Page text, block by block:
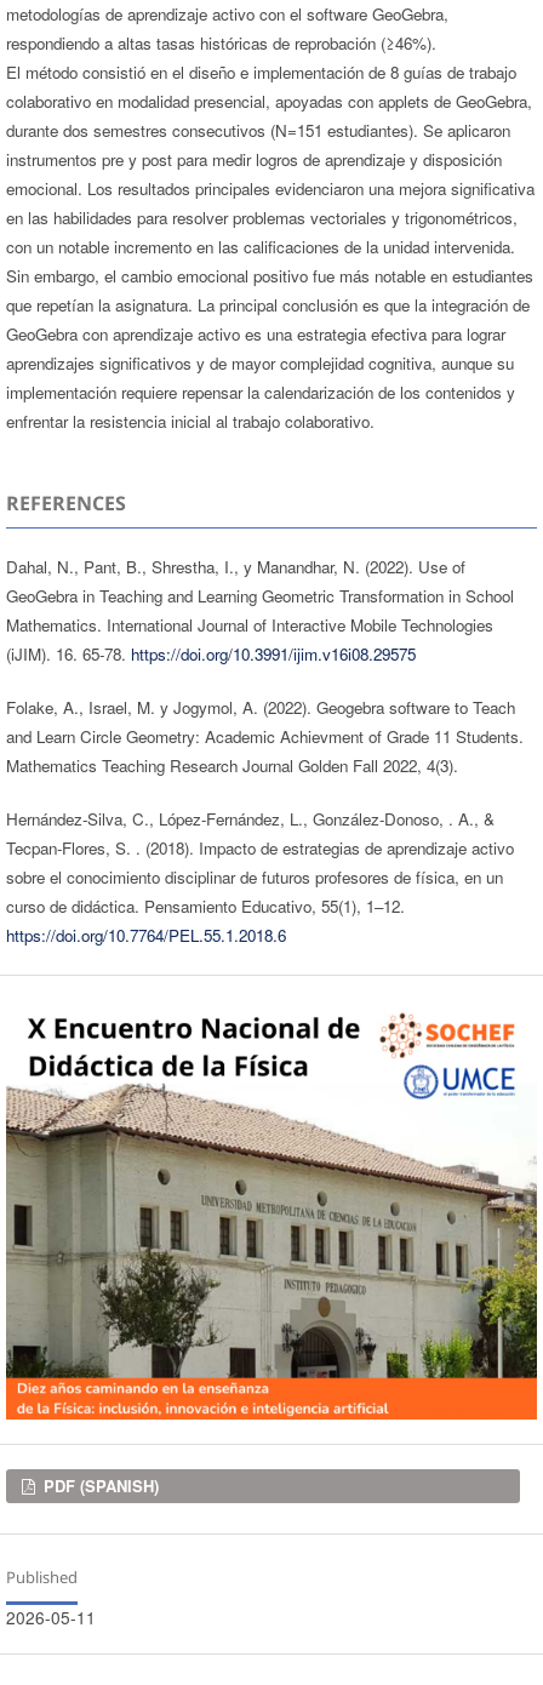
metodologías de aprendizaje activo con el software GeoGebra,
respondiendo a altas tasas históricas de reprobación (≥46%).
El método consistió en el diseño e implementación de 8 guías de trabajo
colaborativo en modalidad presencial, apoyadas con applets de GeoGebra,
durante dos semestres consecutivos (N=151 estudiantes). Se aplicaron
instrumentos pre y post para medir logros de aprendizaje y disposición
emocional. Los resultados principales evidenciaron una mejora significativa
en las habilidades para resolver problemas vectoriales y trigonométricos,
con un notable incremento en las calificaciones de la unidad intervenida.
Sin embargo, el cambio emocional positivo fue más notable en estudiantes
que repetían la asignatura. La principal conclusión es que la integración de
GeoGebra con aprendizaje activo es una estrategia efectiva para lograr
aprendizajes significativos y de mayor complejidad cognitiva, aunque su
implementación requiere repensar la calendarización de los contenidos y
enfrentar la resistencia inicial al trabajo colaborativo.
REFERENCES
Dahal, N., Pant, B., Shrestha, I., y Manandhar, N. (2022). Use of
GeoGebra in Teaching and Learning Geometric Transformation in School
Mathematics. International Journal of Interactive Mobile Technologies
(iJIM). 16. 65-78. https://doi.org/10.3991/ijim.v16i08.29575
Folake, A., Israel, M. y Jogymol, A. (2022). Geogebra software to Teach
and Learn Circle Geometry: Academic Achievment of Grade 11 Students.
Mathematics Teaching Research Journal Golden Fall 2022, 4(3).
Hernández-Silva, C., López-Fernández, L., González-Donoso, . A., &
Tecpan-Flores, S. . (2018). Impacto de estrategias de aprendizaje activo
sobre el conocimiento disciplinar de futuros profesores de física, en un
curso de didáctica. Pensamiento Educativo, 55(1), 1–12.
https://doi.org/10.7764/PEL.55.1.2018.6
Downloads
PDF (SPANISH)
Published
2026-05-11